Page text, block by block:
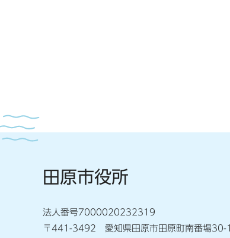
田原市役所
法人番号7000020232319
〒441-3492 愛知県田原市田原町南番場30-1